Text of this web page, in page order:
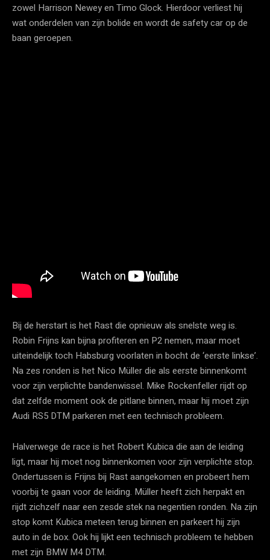
zowel Harrison Newey en Timo Glock. Hierdoor verliest hij
wat onderdelen van zijn bolide en wordt de safety car op de
baan geroepen.
Bij de herstart is het Rast die opnieuw als snelste weg is.
Robin Frijns kan bijna profiteren en P2 nemen, maar moet
uiteindelijk toch Habsburg voorlaten in bocht de ‘eerste linkse’.
Na zes ronden is het Nico Müller die als eerste binnenkomt
voor zijn verplichte bandenwissel. Mike Rockenfeller rijdt op
dat zelfde moment ook de pitlane binnen, maar hij moet zijn
Audi RS5 DTM parkeren met een technisch probleem.
Halverwege de race is het Robert Kubica die aan de leiding
ligt, maar hij moet nog binnenkomen voor zijn verplichte stop.
Ondertussen is Frijns bij Rast aangekomen en probeert hem
voorbij te gaan voor de leiding. Müller heeft zich herpakt en
rijdt zichzelf naar een zesde stek na negentien ronden. Na zijn
stop komt Kubica meteen terug binnen en parkeert hij zijn
auto in de box. Ook hij lijkt een technisch probleem te hebben
met zijn BMW M4 DTM.